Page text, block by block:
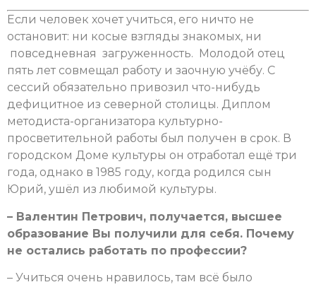
Если человек хочет учиться, его ничто не
остановит: ни косые взгляды знакомых, ни
повседневная загруженность. Молодой отец
пять лет совмещал работу и заочную учёбу. С
сессий обязательно привозил что-нибудь
дефицитное из северной столицы. Диплом
методиста-организатора культурно-
просветительной работы был получен в срок. В
городском Доме культуры он отработал ещё три
года, однако в 1985 году, когда родился сын
Юрий, ушёл из любимой культуры.
– Валентин Петрович, получается, высшее
образование Вы получили для себя. Почему
не остались работать по профессии?
– Учиться очень нравилось, там всё было